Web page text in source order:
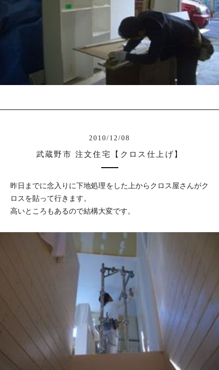
2010/12/08
武蔵野市 注文住宅【クロス仕上げ】
昨日までに念入りに下地処理をした上からクロス屋さんがク
ロスを貼って行きます。
高いところもあるので結構大変です。